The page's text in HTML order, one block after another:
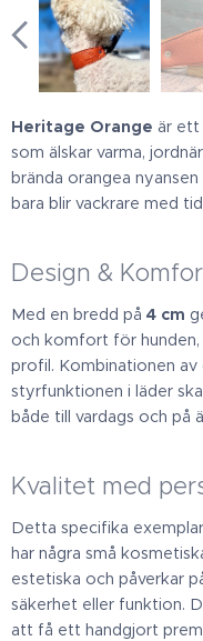
Heritage Orange är ett
som älskar varma,
brända orangea
bara blir vackrare med
Design &
Med en bredd på 4 cm
och komfort för
profil. Kombinationen
styrfunktionen i läder
både till vardags och på
Kvalitet med
Detta specifika
har några små
estetiska och påverkar
säkerhet eller funktion.
att få ett handgjort